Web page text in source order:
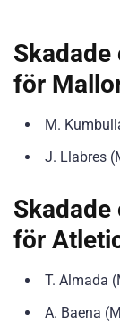
för
M.
J. Llabres
för
T. Almada
A. Baena